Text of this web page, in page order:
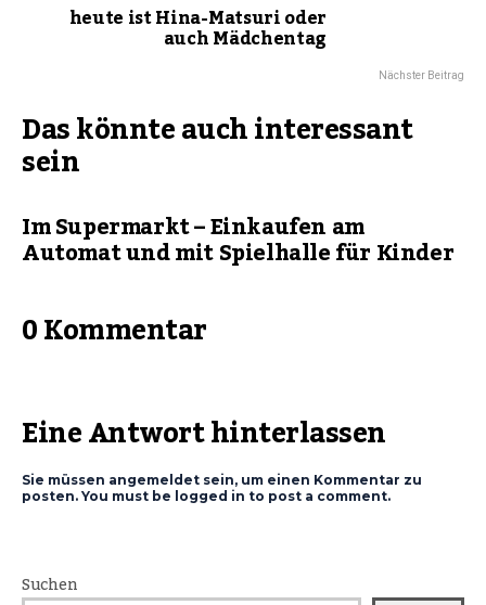
heute ist Hina-Matsuri oder
auch Mädchentag
Nächster Beitrag
Das könnte auch interessant
sein
Im Supermarkt – Einkaufen am
Automat und mit Spielhalle für Kinder
0 Kommentar
Eine Antwort hinterlassen
Sie müssen angemeldet sein, um einen Kommentar zu
posten. You must be logged in to post a comment.
Suchen